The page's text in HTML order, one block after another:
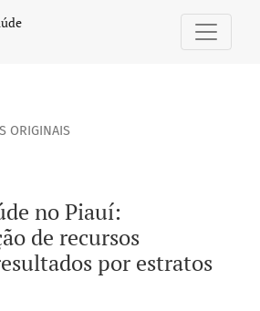
Piauí: descentralização de recursos
ORIGINAIS
no Piauí:
de recursos
por estratos